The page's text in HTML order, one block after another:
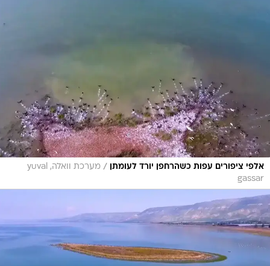
אלפי ציפורים עפות כשהרחפן יורד לעומתן /
מערכת וואלה, yuval
gassar